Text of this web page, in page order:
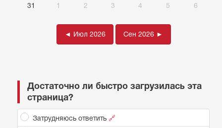
31 1 2 3 4 5 6
◄ Июл 2026 Сен 2026 ►
Достаточно ли быстро загрузилась эта
страница?
Затрудняюсь ответить 🔗